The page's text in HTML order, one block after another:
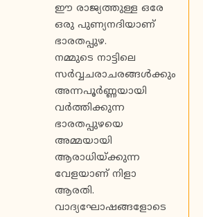
ഈ രാജ്യത്തുള്ള ഒരേ
ഒരു പുണ്യനദിയാണ്
ഭാരതപ്പുഴ.
നമ്മുടെ നാട്ടിലെ
സർവ്വചരാചരങ്ങൾക്കും
അന്നപൂർണ്ണയായി
വർത്തിക്കുന്ന
ഭാരതപ്പുഴയെ
അമ്മയായി
ആരാധിയ്ക്കുന്ന
വേളയാണ് നിളാ
ആരതി.
വാദ്യഘോഷങ്ങളോടെ